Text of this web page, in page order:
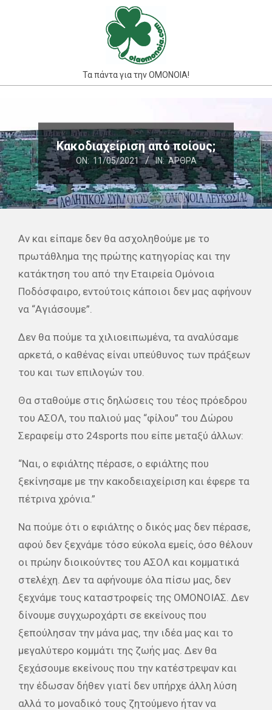
Τα πάντα για την ΟΜΟΝΟΙΑ!
Navigation
Menu
Κακοδιαχείριση από ποίους;
ON: 11/05/2021 IN: ΆΡΘΡΑ
Αν και είπαμε δεν θα ασχοληθούμε με το
πρωτάθλημα της πρώτης κατηγορίας και την
κατάκτηση του από την Εταιρεία Ομόνοια
Ποδόσφαιρο, εντούτοις κάποιοι δεν μας αφήνουν
να “Αγιάσουμε”.
Δεν θα πούμε τα χιλιοειπωμένα, τα αναλύσαμε
αρκετά, ο καθένας είναι υπεύθυνος των πράξεων
του και των επιλογών του.
Θα σταθούμε στις δηλώσεις του τέος πρόεδρου
του ΑΣΟΛ, του παλιού μας “φίλου” του Δώρου
Σεραφείμ στο 24sports που είπε μεταξύ άλλων:
“Ναι, ο εφιάλτης πέρασε, ο εφιάλτης που
ξεκίνησαμε με την κακοδειαχείριση και έφερε τα
πέτρινα χρόνια.”
Να πούμε ότι ο εφιάλτης ο δικός μας δεν πέρασε,
αφού δεν ξεχνάμε τόσο εύκολα εμείς, όσο θέλουν
οι πρώην διοικούντες του ΑΣΟΛ και κομματικά
στελέχη. Δεν τα αφήνουμε όλα πίσω μας, δεν
ξεχνάμε τους καταστροφείς της ΟΜΟΝΟΙΑΣ. Δεν
δίνουμε συγχωροχάρτι σε εκείνους που
ξεπούλησαν την μάνα μας, την ιδέα μας και το
μεγαλύτερο κομμάτι της ζωής μας. Δεν θα
ξεχάσουμε εκείνους που την κατέστρεψαν και
την έδωσαν δήθεν γιατί δεν υπήρχε άλλη λύση
αλλά το μοναδικό τους ζητούμενο ήταν να